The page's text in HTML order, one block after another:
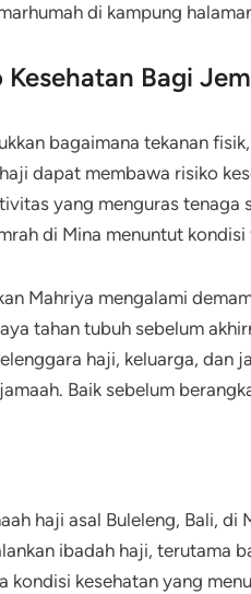
di kampung
Kesehatan Bagi
bagaimana tekanan
dapat membawa risiko
yang menguras
di Mina menuntut
Mahriya mengalami
tahan tubuh sebelum
haji, keluarga, dan
Baik sebelum
haji asal Buleleng, Bali, di
ibadah haji, terutama
kondisi kesehatan yang